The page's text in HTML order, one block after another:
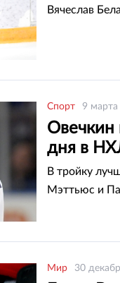
Вячеслав
Спорт 9
Овечкин
дня в
В тройку
Мэттьюс и
Мир 30